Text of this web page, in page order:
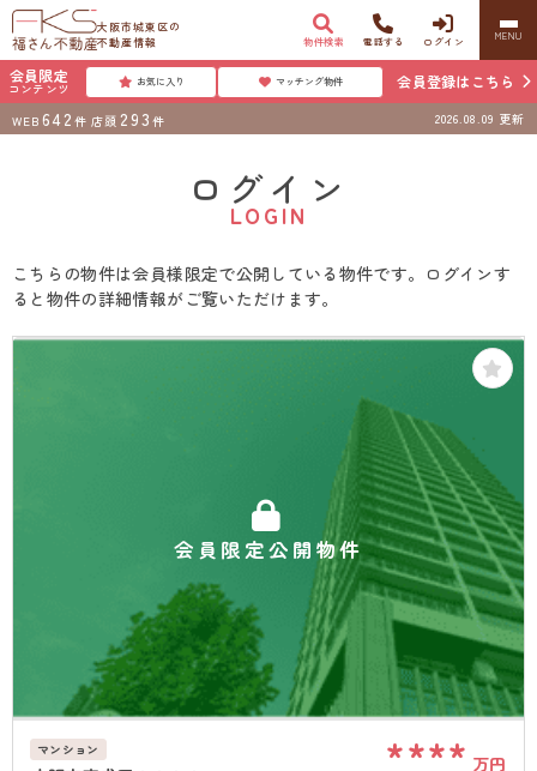
大阪市城東区の
不動産情報
物件検索 電話する ログイン MENU
会員限定
コンテンツ お気に入り マッチング物件 会員登録はこちら
WEB 642 件 店頭 293 件 2026.08.09 更新
ログイン
LOGIN
こちらの物件は会員様限定で公開している物件です。ログインす
ると物件の詳細情報がご覧いただけます。
会員限定公開物件
マンション **** 万円